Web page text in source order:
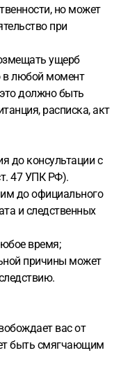
но может
при
ущерб
в любой момент
должно быть
расписка, акт
до консультации с
47 УПК РФ).
до официального
и следственных
время;
причины может
вас от
быть смягчающим